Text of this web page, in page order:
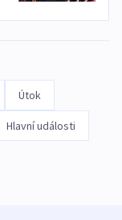
Útok
Hlavní události